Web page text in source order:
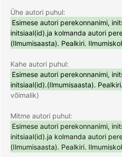
Esimese autori perekonnanimi,
initsiaal(id).ja kolmanda autori
(Ilmumisaasta). Pealkiri.
Esimese autori perekonnanimi,
initsiaal(id).(Ilmumisaasta). Pealkiri.
võimalik)
Esimese autori perekonnanimi,
initsiaal(id).ja kolmanda autori
(Ilmumisaasta). Pealkiri.